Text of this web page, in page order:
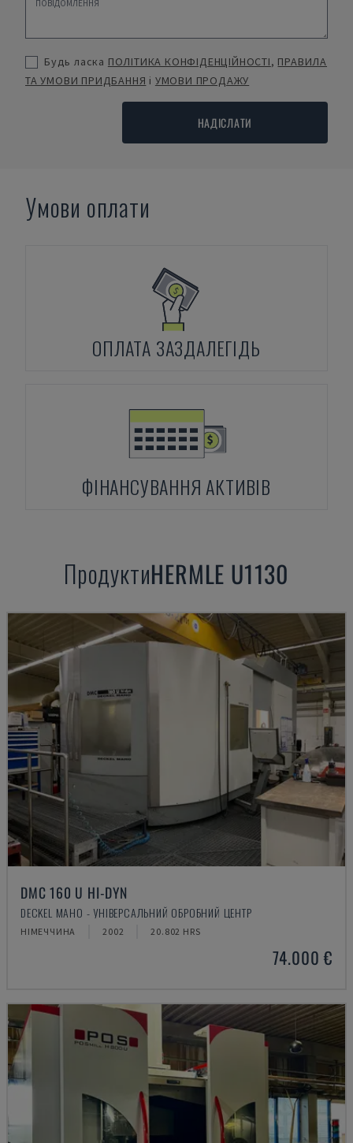
Будь ласка ПОЛІТИКА КОНФІДЕНЦІЙНОСТІ, ПРАВИЛА
ТА УМОВИ ПРИДБАННЯ і УМОВИ ПРОДАЖУ
НАДІСЛАТИ
Умови оплати
ОПЛАТА ЗАЗДАЛЕГІДЬ
ФІНАНСУВАННЯ АКТИВІВ
ПродуктиHERMLE U1130
DMC 160 U HI-DYN
DECKEL MAHO - УНІВЕРСАЛЬНИЙ ОБРОБНИЙ ЦЕНТР
НІМЕЧЧИНА 2002 20.802 HRS
74.000 €